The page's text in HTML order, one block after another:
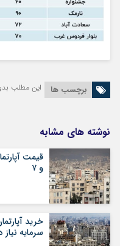
برچسب ها این مطلب
نوشته های مشابه
و ۷
سرمایه نیاز